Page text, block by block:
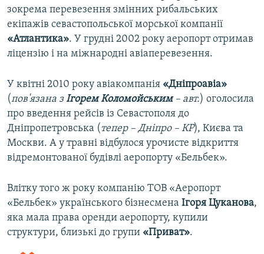
зокрема перевезення змінних рибальських
екіпажів севастопольської морської компанії
«Атлантика». У грудні 2002 року аеропорт отримав
ліцензію і на міжнародні авіаперевезення.
У квітні 2010 року авіакомпанія «Дніпроавіа»
(пов'язана зІгорем Коломойським– авт.) оголосила
про введення рейсів із Севастополя до
Дніпропетровська ( тепер – Дніпро – КР), Києва та
Москви. А у травні відбулося урочисте відкриття
відремонтованої будівлі аеропорту «Бельбек».
Влітку того ж року компанію ТОВ «Аеропорт
«Бельбек» українського бізнесмена Ігоря Цуканова,
яка мала права оренди аеропорту, купили
структури, близькі до групи «Приват».